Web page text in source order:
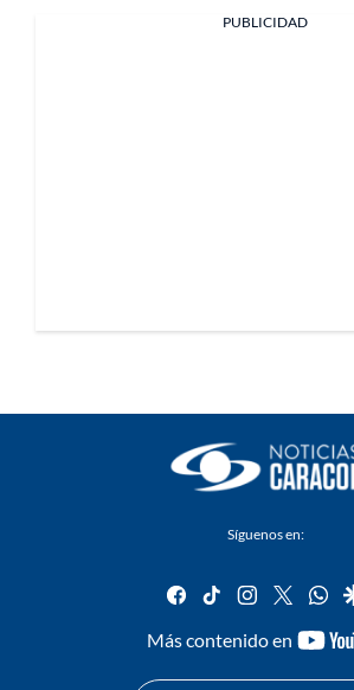
PUBLICIDAD
Síguenos en:
facebook
tiktok instagram
twitter
Más contenido en